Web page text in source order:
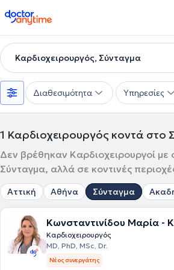
doctoranytime
Καρδιοχειρουργός, Σύνταγμα
Διαθεσιμότητα Υπηρεσίες
1 Καρδιοχειρουργός κοντά στο
Δεν βρέθηκαν Καρδιοχειρουργοί
Σύνταγμα, αλλά σε κοντινές
Αττική Αθήνα Σύνταγμα
Κωνσταντινίδου Μαρία -
Καρδιοχειρουργός
MD, PhD, MSc, Dr.
Νέος συνεργάτης